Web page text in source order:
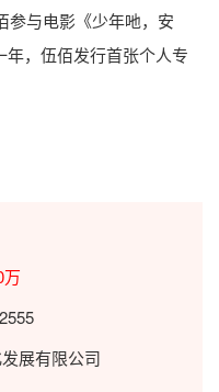
参与电影《少年吔，安
，伍佰发行首张个人专
万
展有限公司